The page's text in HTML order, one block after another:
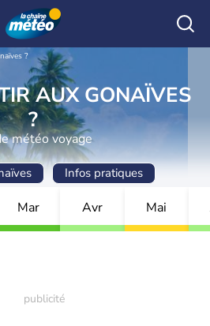
?
AUX GONAÏVES
?
météo voyage
Infos pratiques
Mar Avr Mai